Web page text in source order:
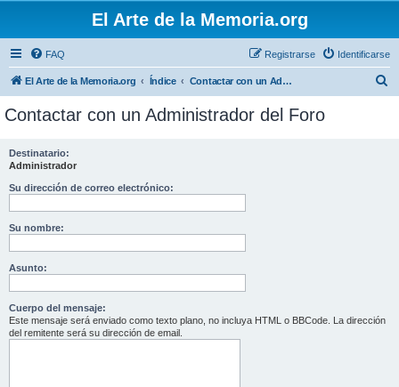
El Arte de la Memoria.org
FAQ Identificarse
Registrarse
El Arte de la Memoria.org Índice Contactar con un Administrador del Foro
Contactar con un Administrador del Foro
Destinatario:
Administrador
Su dirección de correo electrónico:
Su nombre:
Asunto:
Cuerpo del mensaje:
Este mensaje será enviado como texto plano, no incluya HTML o BBCode. La dirección
del remitente será su dirección de email.